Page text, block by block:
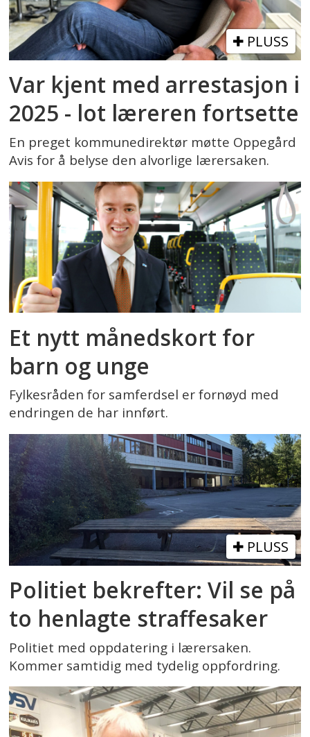
PLUSS
Var kjent med arrestasjon i
2025 - lot læreren fortsette
En preget kommunedirektør møtte Oppegård
Avis for å belyse den alvorlige lærersaken.
Et nytt månedskort for
barn og unge
Fylkesråden for samferdsel er fornøyd med
endringen de har innført.
PLUSS
Politiet bekrefter: Vil se på
to henlagte straffesaker
Politiet med oppdatering i lærersaken.
Kommer samtidig med tydelig oppfordring.